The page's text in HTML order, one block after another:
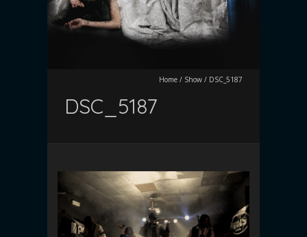
Home / Show / DSC_5187
DSC_5187